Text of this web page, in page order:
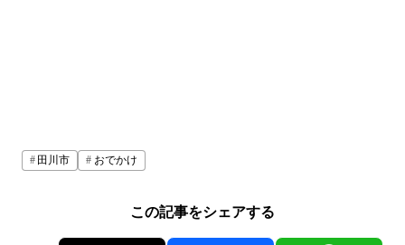
田川市 おでかけ
この記事をシェアする